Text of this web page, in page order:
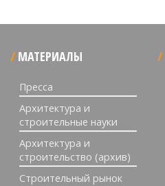
МАТЕРИАЛЫ
Пресса
Архитектура и
строительные науки
Архитектура и
строительство (архив)
Строительный рынок